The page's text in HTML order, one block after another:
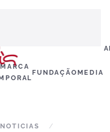
FUNDAÇÃOMEDIA
NOTICIAS